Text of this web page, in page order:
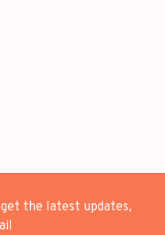
the latest updates,